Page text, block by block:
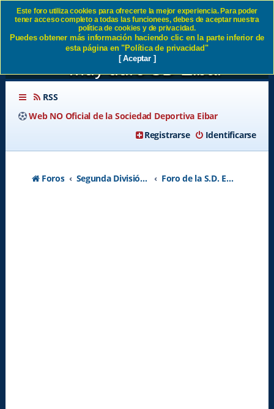
VALENCIA CF 0-0 SD EIBAR
Buen partido ante un rival
muy duro SD Eibar
RSS
Web NO Oficial de la Sociedad Deportiva Eibar
Identificarse
Registrarse
Foros Segunda División A - Temporada 2026-2027 Foro de la S.D. Eibar
Este foro utiliza cookies para ofrecerte la mejor experiencia. Para poder
tener acceso completo a todas las funcionees, debes de aceptar nuestra
política de cookies y de privacidad.
Puedes obtener más información haciendo clic en la parte inferior de
esta página en "Política de privacidad"
[ Aceptar ]